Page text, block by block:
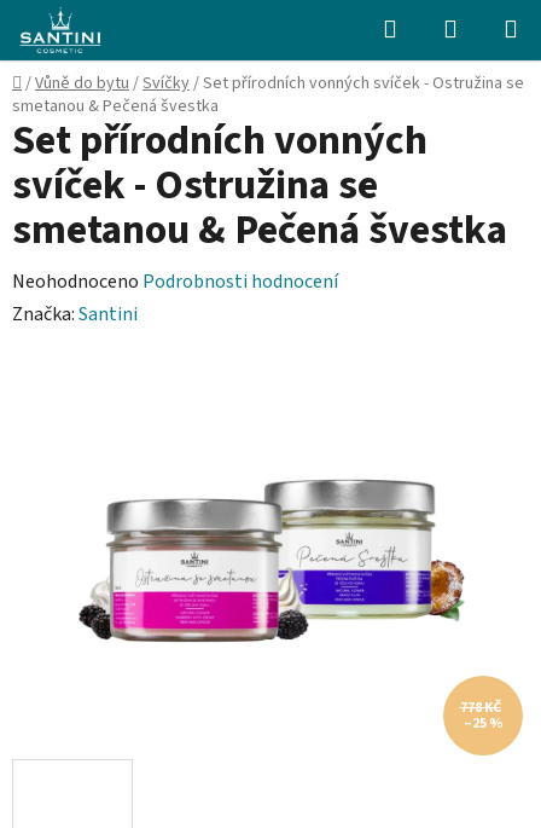
obsah
Hledat
KOŠÍK
Domů
/Vůně do bytu/Svíčky/Set přírodních vonných svíček - Ostružina se
smetanou & Pečená švestka
Set přírodních vonných
svíček - Ostružina se
smetanou & Pečená švestka
Průměrné
hodnocení
Neohodnoceno Podrobnosti hodnocení
Značka:Santini
778 KČ
–25 %